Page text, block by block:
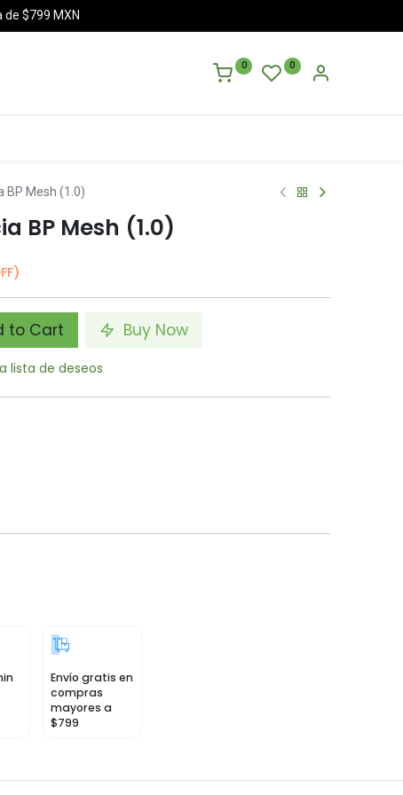
de $799 MXN
0 0
BP Mesh (1.0)
BP Mesh (1.0)
to Cart Buy Now
lista de deseos
Envío gratis en
compras
mayores a
$799